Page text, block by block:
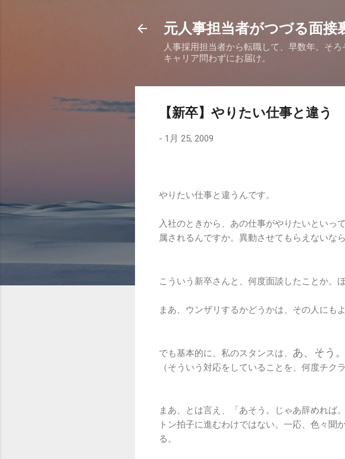
元人事担当者がつづる面接
人事採用担当者から転職して、早数年。そ
キャリア問わずにお届け。
【新卒】やりたい仕事と違う
- 1月 25, 2009
やりたい仕事と違うんです。
入社のときから、あの仕事がやりたいといっ
属されるんですか。異動させてもらえないな
こういう新卒さんと、何度面談したことか。
まあ、ウンザリするかどうかは、その人にも
でも基本的に、私のスタンスは、 あ、そう
（そういう対応をしていることを、何度チク
まあ、とは言え、「あそう。じゃあ辞めれば
トン拍子に進むわけではない。一応、色々聞
る。